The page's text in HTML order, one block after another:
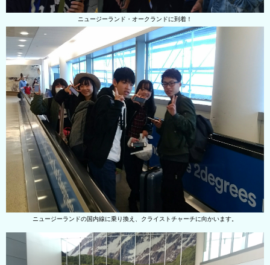
ニュージーランド・オークランドに到着！
ニュージーランドの国内線に乗り換え、クライストチャーチに向かいます。